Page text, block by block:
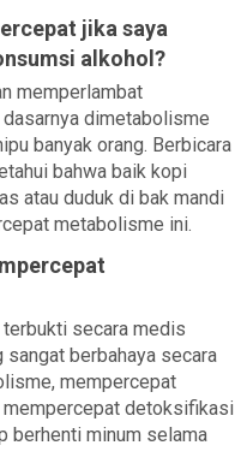
jika saya
alkohol?
memperlambat
dimetabolisme
banyak orang. Berbicara
bahwa baik kopi
atau duduk di bak mandi
metabolisme ini.
terbukti secara medis
berbahaya secara
mempercepat
detoksifikasi
berhenti minum selama